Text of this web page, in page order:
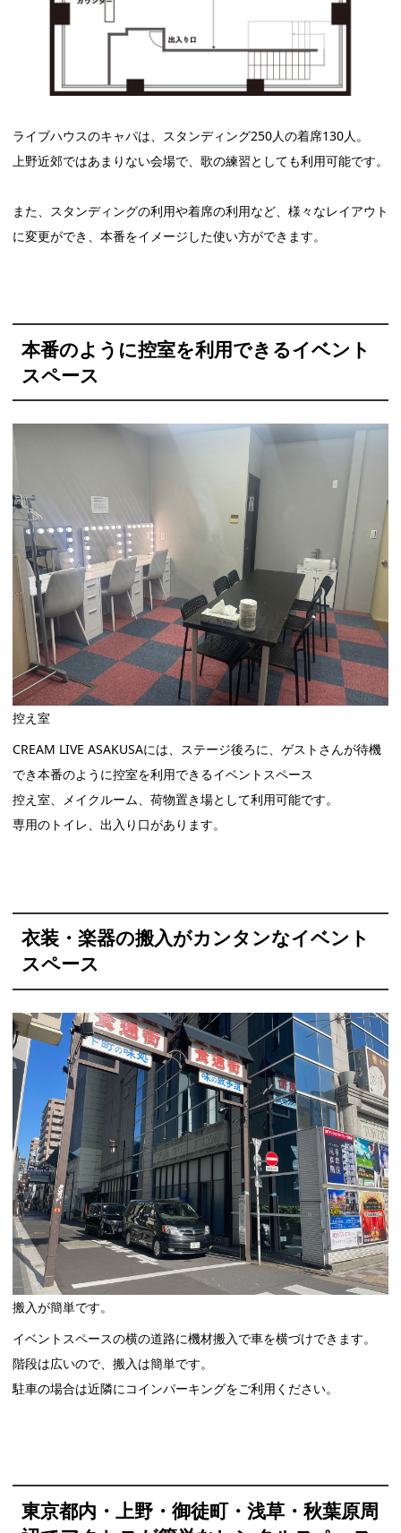
ライブハウスのキャパは、スタンディング250人の着席130人。
上野近郊ではあまりない会場で、歌の練習としても利用可能です。
また、スタンディングの利用や着席の利用など、様々なレイアウト
に変更ができ、本番をイメージした使い方ができます。
本番のように控室を利用できるイベント
スペース
控え室
CREAM LIVE ASAKUSAには、ステージ後ろに、ゲストさんが待機
でき本番のように控室を利用できるイベントスペース
控え室、メイクルーム、荷物置き場として利用可能です。
専用のトイレ、出入り口があります。
衣装・楽器の搬入がカンタンなイベント
スペース
搬入が簡単です。
イベントスペースの横の道路に機材搬入で車を横づけできます。
階段は広いので、搬入は簡単です。
駐車の場合は近隣にコインパーキングをご利用ください。
東京都内 ・上野・御徒町・浅草・秋葉原周